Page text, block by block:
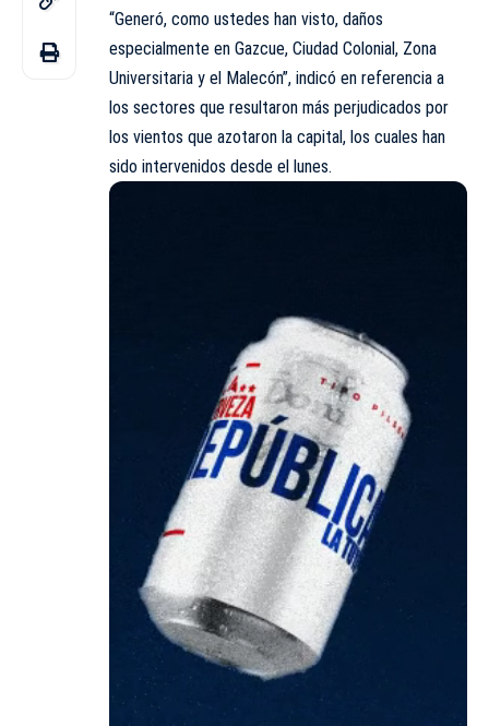
“Generó, como ustedes han visto, daños
especialmente en Gazcue, Ciudad Colonial, Zona
Universitaria y el Malecón”, indicó en referencia a
los sectores que resultaron más perjudicados por
los vientos que azotaron la capital, los cuales han
sido intervenidos desde el lunes.